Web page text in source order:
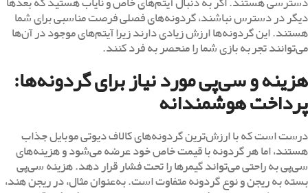
دیگر در دسترس نباشند، گردونه‌های فصلی فرصت مناسبی برای شما
هستند. این گردونه‌ها ارزش زیادی دارند زیرا آیتم‌های موجود در آن‌ها
می‌توانند تجربه بازی شما را منحصر به فرد کنند.
هزینه و سی‌پی مورد نیاز برای گردونه‌ها:
پرداخت هوشمندانه
درست است که با ارزش‌ترین گردونه‌های کالاف دیوتی موبایل جذاب
هستند، اما هر گردونه با قیمت خاص خود عرضه می‌شود و هزینه‌های
سی‌پی به راحتی می‌تواند گیمرها را تحت فشار قرار دهد. هزینه سی‌پی
بسته به ریجن و نوع گردونه متفاوت است. به‌عنوان مثال، در ریجن هند،